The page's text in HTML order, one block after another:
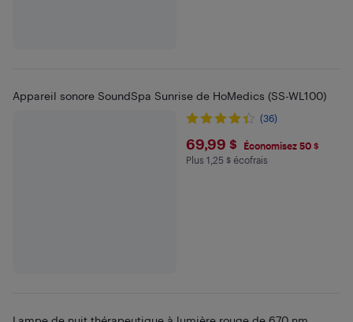
Appareil sonore SoundSpa Sunrise de HoMedics (SS-WL100)
(36)
$69.99
69,99 $ Économisez 50 $
Plus 1.25 $ en écofrais
Plus 1,25 $ écofrais